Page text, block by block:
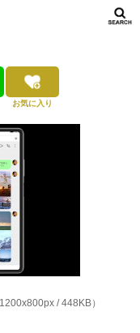
お気に入り
1200x800px / 448KB）